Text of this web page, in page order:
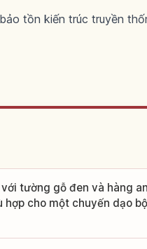
tồn kiến trúc truyền
tường gỗ đen và hàng
hợp cho một chuyến dạo bộ